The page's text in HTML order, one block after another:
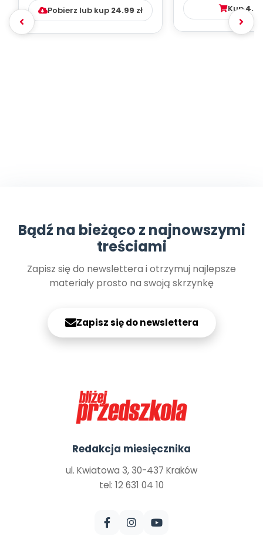
Pobierz lub kup 24.99 zł Kup
Bądź na bieżąco z najnowszymi
treściami
Zapisz się do newslettera i otrzymuj najlepsze
materiały prosto na swoją skrzynkę
Zapisz się do newslettera
Redakcja miesięcznika
ul. Kwiatowa 3, 30-437 Kraków
tel: 12 631 04 10